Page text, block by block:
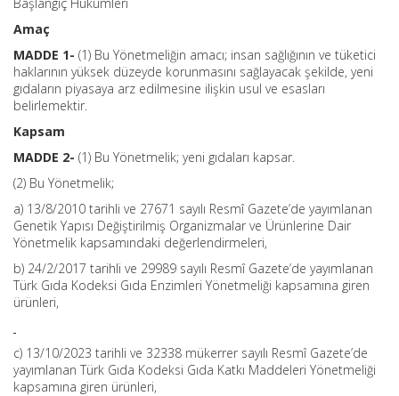
Amaç
MADDE 1- (1) Bu Yönetmeliğin amacı; insan sağlığının ve tüketici
haklarının yüksek düzeyde korunmasını sağlayacak şekilde, yeni
gıdaların piyasaya arz edilmesine ilişkin usul ve esasları
belirlemektir.
Kapsam
MADDE 2- (1) Bu Yönetmelik; yeni gıdaları kapsar.
(2) Bu Yönetmelik;
a) 13/8/2010 tarihli ve 27671 sayılı Resmî Gazete’de yayımlanan
Genetik Yapısı Değiştirilmiş Organizmalar ve Ürünlerine Dair
Yönetmelik kapsamındaki değerlendirmeleri,
b) 24/2/2017 tarihli ve 29989 sayılı Resmî Gazete’de yayımlanan
Türk Gıda Kodeksi Gıda Enzimleri Yönetmeliği kapsamına giren
ürünleri,
c) 13/10/2023 tarihli ve 32338 mükerrer sayılı Resmî Gazete’de
yayımlanan Türk Gıda Kodeksi Gıda Katkı Maddeleri Yönetmeliği
kapsamına giren ürünleri,